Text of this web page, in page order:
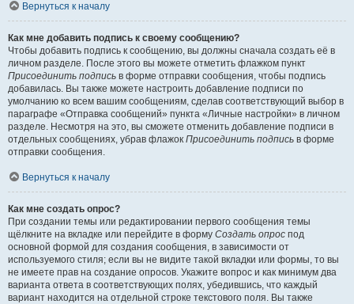
Вернуться к началу
Как мне добавить подпись к своему сообщению?
Чтобы добавить подпись к сообщению, вы должны сначала создать её в
личном разделе. После этого вы можете отметить флажком пункт
Присоединить подпись в форме отправки сообщения, чтобы подпись
добавилась. Вы также можете настроить добавление подписи по
умолчанию ко всем вашим сообщениям, сделав соответствующий выбор в
параграфе «Отправка сообщений» пункта «Личные настройки» в личном
разделе. Несмотря на это, вы сможете отменить добавление подписи в
отдельных сообщениях, убрав флажок Присоединить подпись в форме
отправки сообщения.
Вернуться к началу
Как мне создать опрос?
При создании темы или редактировании первого сообщения темы
щёлкните на вкладке или перейдите в форму Создать опрос под
основной формой для создания сообщения, в зависимости от
используемого стиля; если вы не видите такой вкладки или формы, то вы
не имеете прав на создание опросов. Укажите вопрос и как минимум два
варианта ответа в соответствующих полях, убедившись, что каждый
вариант находится на отдельной строке текстового поля. Вы также